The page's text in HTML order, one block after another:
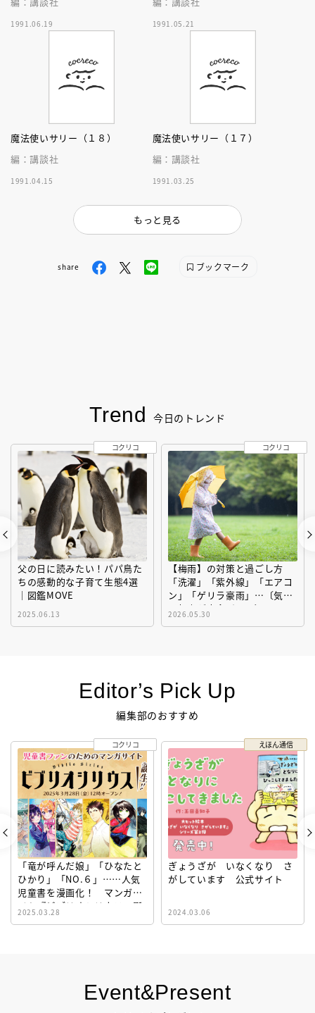
1991.06.19 1991.05.21
魔法使いサリー（１８）
編：講談社
1991.04.15
魔法使いサリー（１７）
編：講談社
1991.03.25
もっと見る
share ブックマーク
Event&Present
Trend 今日のトレンド
父の日に読みたい！パパ鳥た
ちの感動的な子育て生態4選
｜図鑑MOVE
2025.06.13
コクリコ
【梅雨】の対策と過ごし方
「洗濯」「紫外線」「エアコ
ン」「ゲリラ豪雨」…〔気象
予報士が完全ガイド〕
2026.05.30
コクリコ
Editor’s Pick Up
編集部のおすすめ
「竜が呼んだ娘」「ひなたと
ひかり」「NO.６」……人気
児童書を漫画化！ マンガサ
イト『ビブリオシリウス』誕
生！
2025.03.28
コクリコ
ぎょうざが いなくなり さ
がしています 公式サイト
2024.03.06
えほん通信